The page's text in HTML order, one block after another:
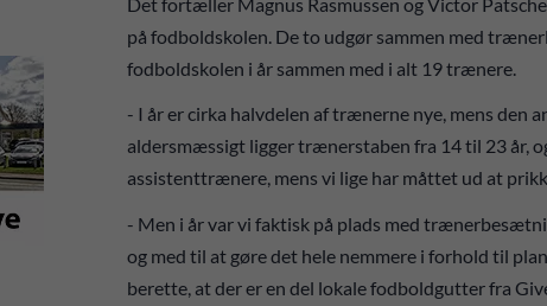
på fodboldskolen. De to udgør sammen med
fodboldskolen i år sammen med i alt 19 trænere.
- I år er cirka halvdelen af trænerne nye, mens den
aldersmæssigt ligger trænerstaben fra 14 til 23 år,
assistenttrænere, mens vi lige har måttet ud at
- Men i år var vi faktisk på plads med
og med til at gøre det hele nemmere i forhold til
berette, at der er en del lokale fodboldgutter fra